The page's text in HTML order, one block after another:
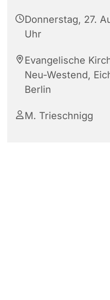
Donnerstag, 27.
Uhr
Evangelische
Neu-Westend,
Berlin
M. Trieschnigg